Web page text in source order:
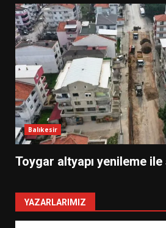
Balıkesir
Toygar altyapı yenileme
YAZARLARIMIZ